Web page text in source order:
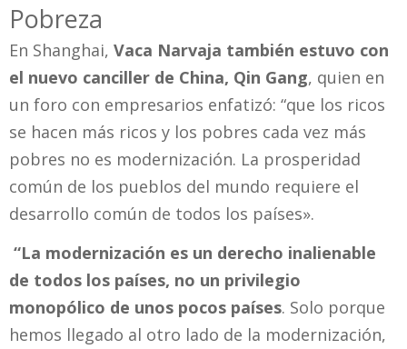
Pobreza
En Shanghai, Vaca Narvaja también estuvo con
el nuevo canciller de China, Qin Gang, quien en
un foro con empresarios enfatizó: “que los ricos
se hacen más ricos y los pobres cada vez más
pobres no es modernización. La prosperidad
común de los pueblos del mundo requiere el
desarrollo común de todos los países».
“La modernización es un derecho inalienable
de todos los países, no un privilegio
monopólico de unos pocos países. Solo porque
hemos llegado al otro lado de la modernización,